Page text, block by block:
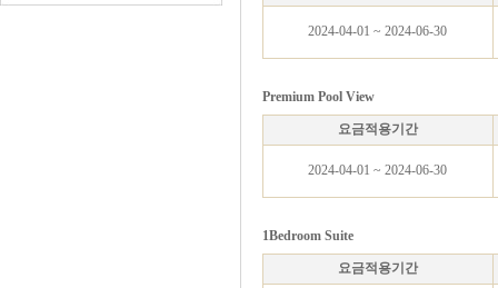
2024-04-01 ~ 2024-06-30
Premium Pool View
요금적용기간
2024-04-01 ~ 2024-06-30
1Bedroom Suite
요금적용기간